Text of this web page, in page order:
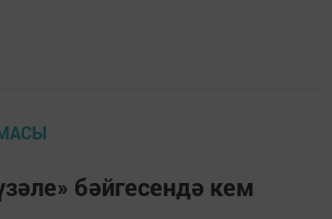
бәйгесендә кем